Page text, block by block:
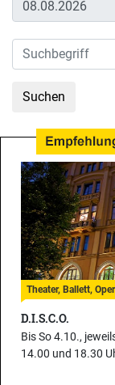
Theater, Ballett,
D.I.S.C.O.
Bis So 4.10.,
14.00 und 18.30